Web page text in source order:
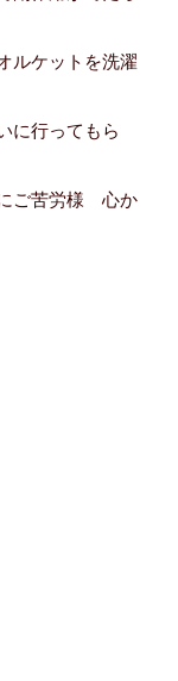
ルケットを洗濯
に行ってもら
ご苦労様 心か